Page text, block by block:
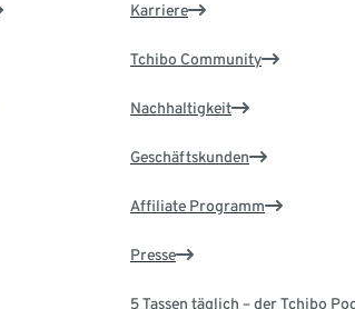
Karriere
Tchibo Community
Nachhaltigkeit
Geschäftskunden
Affiliate Programm
Presse
5 Tassen täglich – der Tchibo